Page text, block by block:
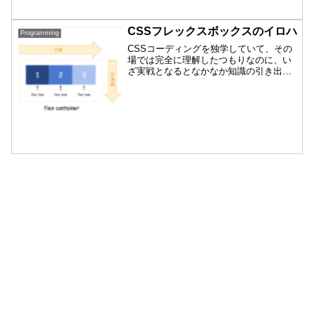
ば仕組みは簡単だという事に気がつきま
した。単にプロパティの...
Programming CSSフレックスボックスのイロハ
CSSコーディングを独学していて、その
場では完全に理解したつもりなのに、い
ざ実戦となるとなかなか知識の引き出し